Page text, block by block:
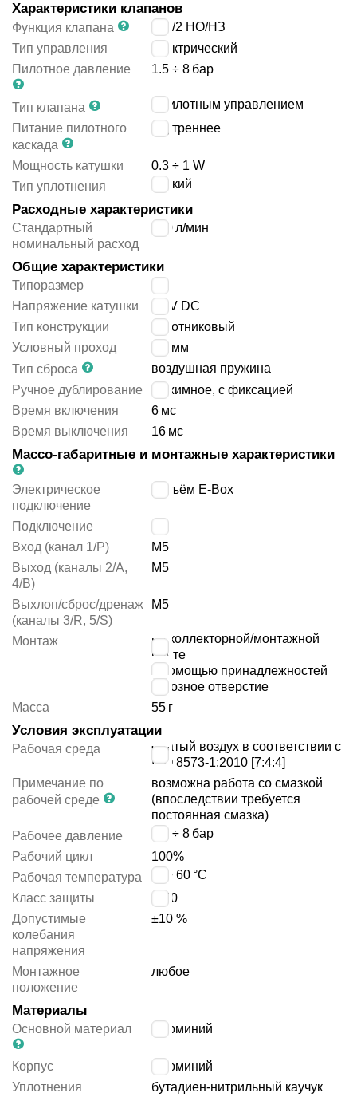
Характеристики клапанов
Функция клапана
2x3/2 НO/НЗ
Тип управления
электрический
Пилотное давление
1.5 ÷ 8 бар
Тип клапана
с пилотным управлением
Питание пилотного
каскада
внутреннее
Мощность катушки
0.3 ÷ 1 W
Тип уплотнения
мягкий
Расходные характеристики
Стандартный
номинальный расход
150 л/мин
Общие характеристики
Типоразмер
Напряжение катушки
24 V DC
Тип конструкции
золотниковый
Условный проход
мм
Тип сброса
воздушная пружина
Ручное дублирование
нажимное, с фиксацией
Время включения
6 мс
Время выключения
16 мс
Массо-габаритные и монтажные характеристики
Электрическое
подключение
разъём E-Box
Подключение
Вход (канал 1/P)
M5
Выход (каналы 2/A,
4/B)
M5
Выхлоп/сброс/дренаж
(каналы 3/R, 5/S)
M5
Монтаж
на коллекторной/монтажной
плите
с помощью принадлежностей
сквозное отверстие
Масса
55 г
Условия эксплуатации
Рабочая среда
сжатый воздух в соответствии с
ISO 8573-1:2010 [7:4:4]
Примечание по
рабочей среде
возможна работа со смазкой
(впоследствии требуется
постоянная смазка)
Рабочее давление
1.5 ÷ 8 бар
Рабочий цикл
100%
Рабочая температура
-5 ÷ 60 °C
Класс защиты
IP40
Допустимые
колебания
напряжения
±10 %
Монтажное
положение
любое
Материалы
Основной материал алюминий
Корпус
алюминий
Уплотнения
бутадиен-нитрильный каучук